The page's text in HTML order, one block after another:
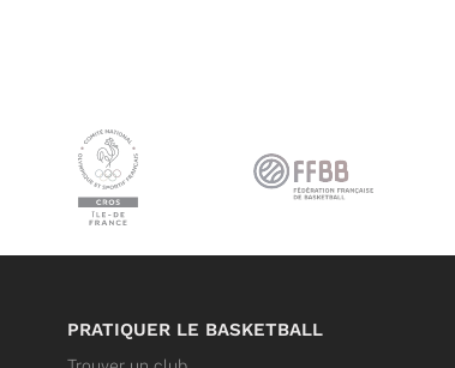
PRATIQUER LE BASKETBALL